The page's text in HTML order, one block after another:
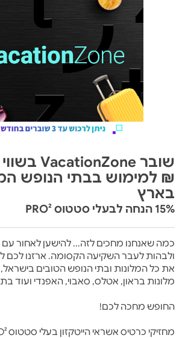
₪ למימוש בבתי הנופש
בארץ
15% הנחה לבעלי סטטוס PRO²
כמה שאנחנו מחכים לזה... להישען לאחור
ולבהות לעבר השקיעה הקסומה. ארזנו לכם
את כל המלונות ובתי הנופש הטובים
מלונות בראון, אטלס, סאבוי, האפנדי ועוד
החופש מחכה לכם!